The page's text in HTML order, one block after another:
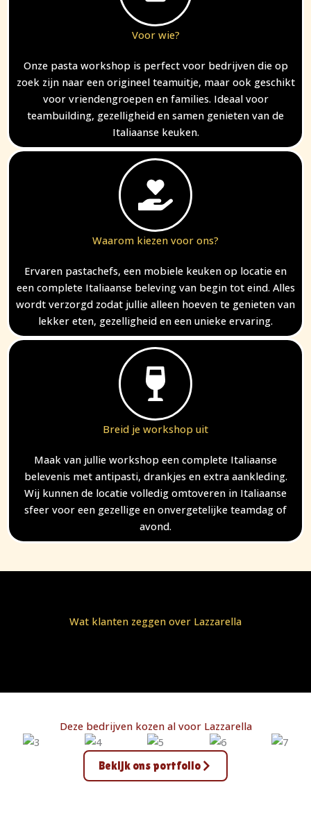
Voor wie?
Onze pasta workshop is perfect voor bedrijven die op
zoek zijn naar een origineel teamuitje, maar ook geschikt
voor vriendengroepen en families. Ideaal voor
teambuilding, gezelligheid en samen genieten van de
Italiaanse keuken.
Waarom kiezen voor ons?
Ervaren pastachefs, een mobiele keuken op locatie en
een complete Italiaanse beleving van begin tot eind. Alles
wordt verzorgd zodat jullie alleen hoeven te genieten van
lekker eten, gezelligheid en een unieke ervaring.
Breid je workshop uit
Maak van jullie workshop een complete Italiaanse
belevenis met antipasti, drankjes en extra aankleding.
Wij kunnen de locatie volledig omtoveren in Italiaanse
sfeer voor een gezellige en onvergetelijke teamdag of
avond.
Wat klanten zeggen over Lazzarella
Deze bedrijven kozen al voor Lazzarella
Bekijk ons portfolio